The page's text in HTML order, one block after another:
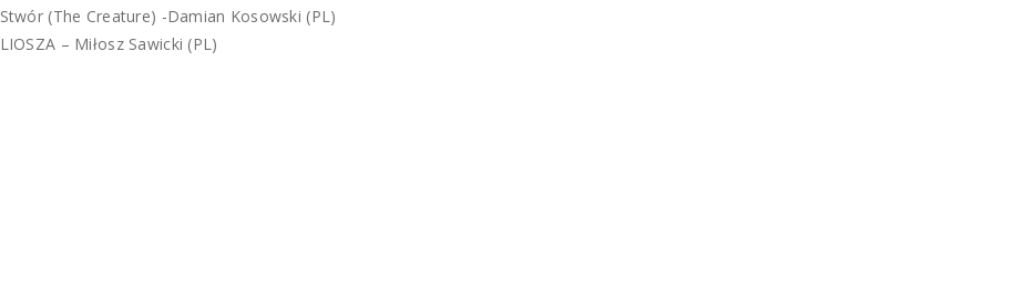
Stwór (The Creature) -Damian Kosowski (PL)
LIOSZA – Miłosz Sawicki (PL)